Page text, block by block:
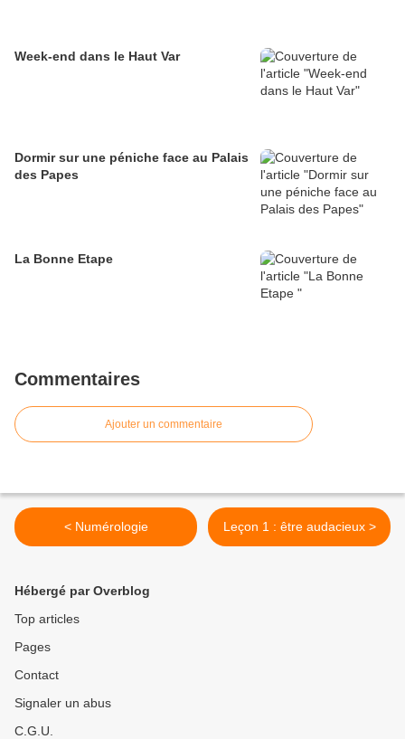
Week-end dans le Haut Var
Dormir sur une péniche face au Palais
des Papes
La Bonne Etape
Commentaires
Ajouter un commentaire
< Numérologie Leçon 1 : être audacieux >
Hébergé par Overblog
Top articles
Pages
Contact
Signaler un abus
C.G.U.